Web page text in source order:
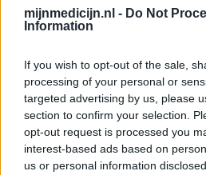
mijnmedicijn.nl - Do Not
Information
If you wish to opt-out of the sale,
processing of your personal or
targeted advertising by us, please
section to confirm your selection.
opt-out request is processed you
interest-based ads based on
us or personal information
geen medische kennis
reviews alleen een beeld van de
ervaringen kunnen verschillen van
voor medisch advies altijd contact op
apotheker.